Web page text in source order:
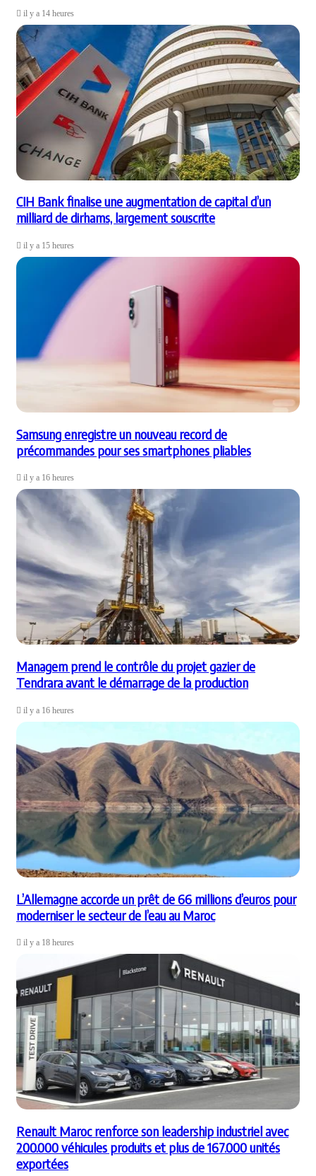
il y a 14 heures
CIH Bank finalise une augmentation de capital d’un
milliard de dirhams, largement souscrite
il y a 15 heures
Samsung enregistre un nouveau record de
précommandes pour ses smartphones pliables
il y a 16 heures
Managem prend le contrôle du projet gazier de
Tendrara avant le démarrage de la production
il y a 16 heures
L’Allemagne accorde un prêt de 66 millions d’euros pour
moderniser le secteur de l’eau au Maroc
il y a 18 heures
Renault Maroc renforce son leadership industriel avec
200.000 véhicules produits et plus de 167.000 unités
exportées